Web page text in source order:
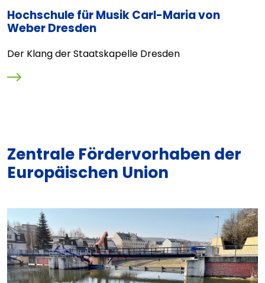
Hochschule für Musik Carl-Maria von
Weber Dresden
Der Klang der Staatskapelle Dresden
Zentrale Fördervorhaben der
Europäischen Union